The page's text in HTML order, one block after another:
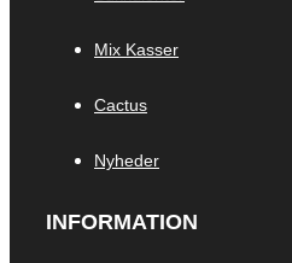
Mix Kasser
Cactus
Nyheder
INFORMATION